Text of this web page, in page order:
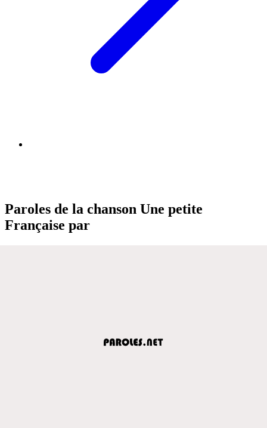
Paroles de la chanson Une petite
Française par